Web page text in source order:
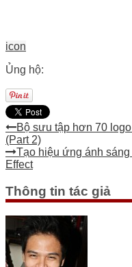
icon
Ủng hộ:
Bộ sưu tập hơn 70
(Part 2)
Tạo hiệu ứng ánh
Effect
Thông tin tác giả